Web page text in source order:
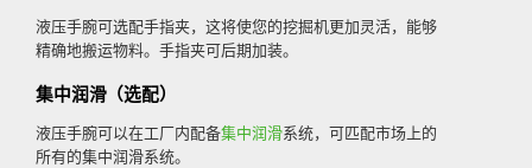
液压手腕可选配手指夹，这将使您的挖掘机更加灵活，能够
精确地搬运物料。手指夹可后期加装。
集中润滑（选配）
液压手腕可以在工厂内配备集中润滑系统，可匹配市场上的
所有的集中润滑系统。